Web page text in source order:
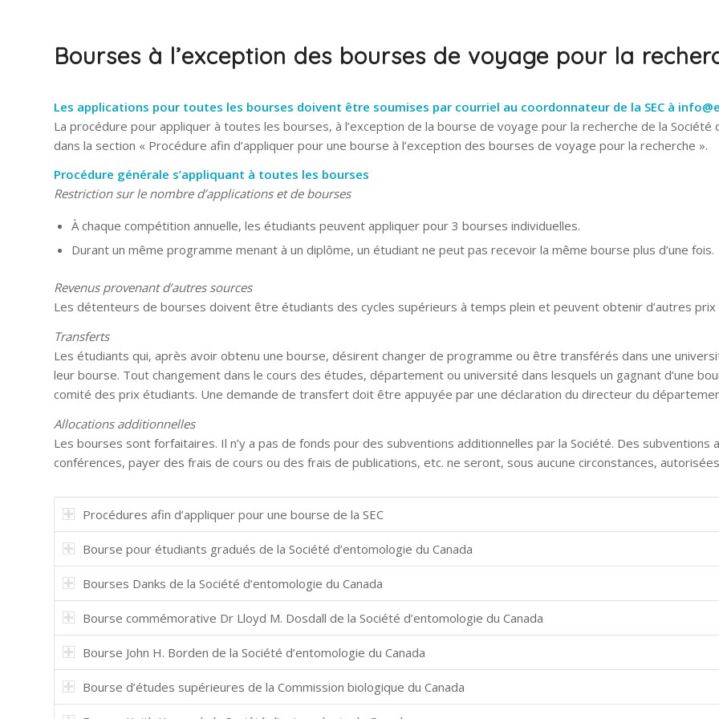
Bourses à l’exception des bourses de voyage pour la
Les applications pour toutes les bourses doivent être soumises par courriel au coordonnateur de la SEC à
La procédure pour appliquer à toutes les bourses, à l’exception de la bourse de voyage pour la recherche de la
dans la section « Procédure afin d’appliquer pour une bourse à l’exception des bourses de voyage pour la recherche ».
Procédure générale s’appliquant à toutes les bourses
Restriction sur le nombre d’applications et de bourses
À chaque compétition annuelle, les étudiants peuvent appliquer pour 3 bourses individuelles.
Durant un même programme menant à un diplôme, un étudiant ne peut pas recevoir la même bourse plus d’une fois.
Revenus provenant d’autres sources
Les détenteurs de bourses doivent être étudiants des cycles supérieurs à temps plein et peuvent obtenir d’autres
Transferts
Les étudiants qui, après avoir obtenu une bourse, désirent changer de programme ou être transférés dans une
leur bourse. Tout changement dans le cours des études, département ou université dans lesquels un gagnant d’une
comité des prix étudiants. Une demande de transfert doit être appuyée par une déclaration du directeur du
Allocations additionnelles
Les bourses sont forfaitaires. Il n’y a pas de fonds pour des subventions additionnelles par la Société. Des
conférences, payer des frais de cours ou des frais de publications, etc. ne seront, sous aucune circonstances,
Procédures afin d’appliquer pour une bourse de la SEC
Bourse pour étudiants gradués de la Société d’entomologie du Canada
Bourses Danks de la Société d’entomologie du Canada
Bourse commémorative Dr Lloyd M. Dosdall de la Société d’entomologie du Canada
Bourse John H. Borden de la Société d’entomologie du Canada
Bourse d’études supérieures de la Commission biologique du Canada